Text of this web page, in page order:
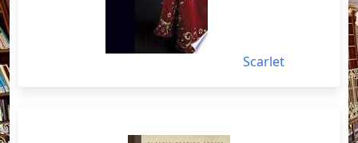
Scarlet